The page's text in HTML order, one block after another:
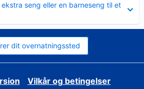
seng eller en barneseng til et
dit overnatningssted
Vilkår og betingelser